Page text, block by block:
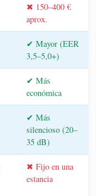
✖ 150–400 €
aprox.
✔ Mayor (EER
3,5–5,0+)
✔ Más
económica
✔ Más
silencioso (20–
35 dB)
✖ Fijo en una
estancia